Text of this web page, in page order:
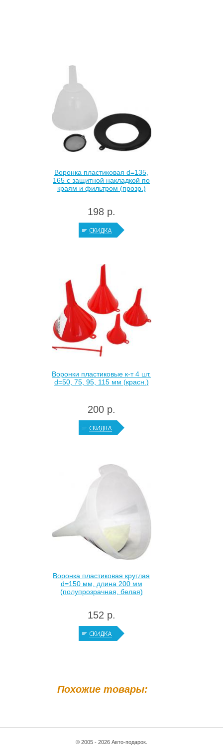
Похожие товары:
Воронка пластиковая d=135,
165 с защитной накладкой по
краям и фильтром (прозр.)
198 р.
Воронки пластиковые к-т 4 шт.
d=50, 75, 95, 115 мм (красн.)
200 р.
Воронка пластиковая круглая
d=150 мм, длина 200 мм
(полупрозрачная, белая)
152 р.
© 2005 - 2026 Авто-подарок.